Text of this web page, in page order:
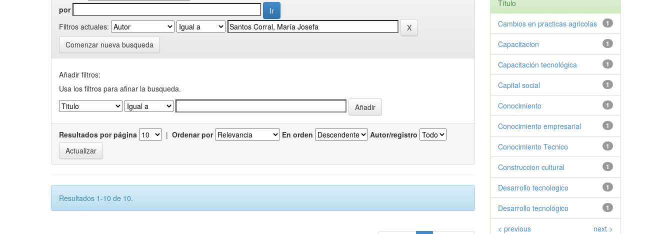
por
Filtros actuales:
Comenzar nueva busqueda
Añadir filtros:
Usa los filtros para afinar la busqueda.
Resultados por página | Ordenar por En orden Autor/registro
Resultados 1-10 de 10.
Título
1
Cambios en practicas agricolas
1
Capacitacion
1
Capacitación tecnológica
1
Capital social
1
Conocimiento
1
Conocimiento empresarial
1
Conocimiento Tecnico
1
Construccion cultural
1
Desarrollo tecnologico
1
Desarrollo tecnológico
< previous next >